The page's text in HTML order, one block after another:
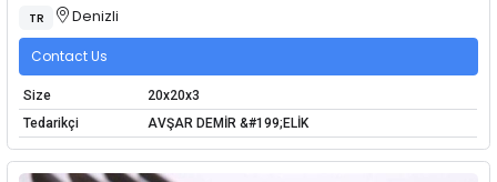
TR Denizli
Contact Us
Size
20x20x3
Tedarikçi
AVŞAR DEMİR &#199;ELİK